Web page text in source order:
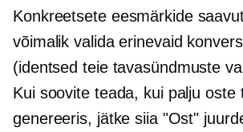
Konkreetsete eesmärkide
võimalik valida erinevaid
(identsed teie tavasündmuste
Kui soovite teada, kui palju oste
genereeris, jätke siia "Ost"